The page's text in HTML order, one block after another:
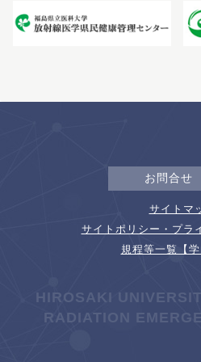
お問合せ
サイトマ
サイトポリシー・プラ
規程等一覧【学
HIROSAKI
RADIATION